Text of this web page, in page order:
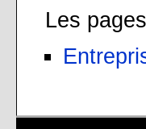
Les